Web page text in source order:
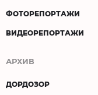
ФОТОРЕПОРТАЖИ
ВИДЕОРЕПОРТАЖИ
АРХИВ
ДОРДОЗОР